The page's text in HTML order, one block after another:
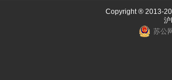
Copyright ® 2013-
苏公